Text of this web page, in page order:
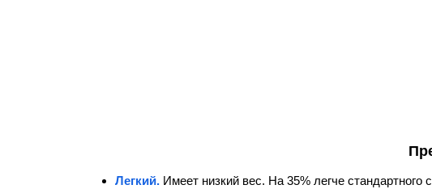
Легкий. Имеет низкий вес. На 35% легче